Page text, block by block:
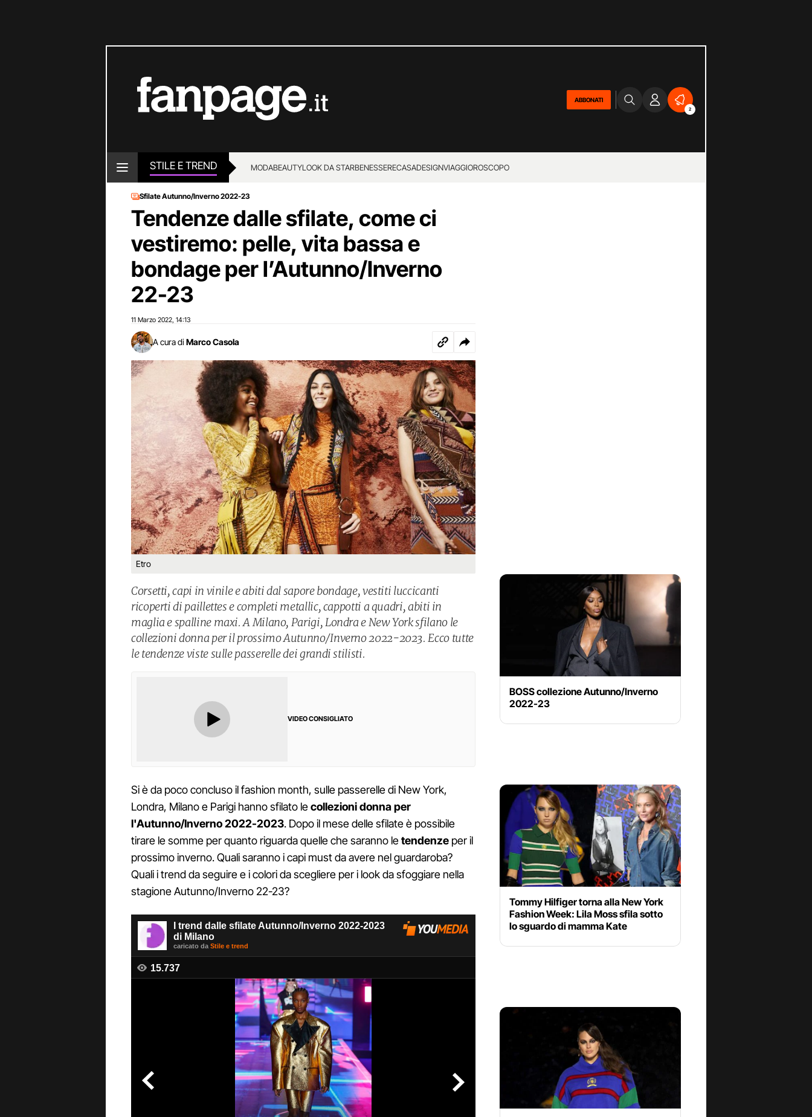
ABBONATI
2
STILE E TREND MODABEAUTYLOOK DA STARBENESSERECASADESIGNVIAGGIOROSCOPO
Sfilate Autunno/Inverno 2022-23
Tendenze dalle sfilate, come ci
vestiremo: pelle, vita bassa e
bondage per l’Autunno/Inverno
22-23
11 Marzo 2022 14:13
A cura di Marco Casola
Etro
Corsetti, capi in vinile e abiti dal sapore bondage, vestiti luccicanti
ricoperti di paillettes e completi metallic, cappotti a quadri, abiti in
maglia e spalline maxi. A Milano, Parigi, Londra e New York sfilano le
collezioni donna per il prossimo Autunno/Inverno 2022-2023. Ecco tutte
le tendenze viste sulle passerelle dei grandi stilisti.
VIDEO CONSIGLIATO
Si è da poco concluso il fashion month, sulle passerelle di New York,
Londra, Milano e Parigi hanno sfilato lecollezioni donna per
l'Autunno/Inverno 2022-2023. Dopo il mese delle sfilate è possibile
tirare le somme per quanto riguarda quelle che saranno letendenze per il
prossimo inverno. Quali saranno i capi must da avere nel guardaroba?
Quali i trend da seguire e i colori da scegliere per i look da sfoggiare nella
stagione Autunno/Inverno 22-23?
BOSS collezione Autunno/Inverno
2022-23
Tommy Hilfiger torna alla New York
Fashion Week: Lila Moss sfila sotto
lo sguardo di mamma Kate